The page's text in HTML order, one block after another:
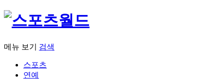
메뉴 보기 검색
스포츠
연예